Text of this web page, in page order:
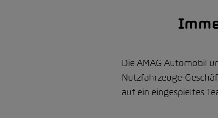
Die AMAG Automobil
Nutzfahrzeuge-
auf ein eingespieltes